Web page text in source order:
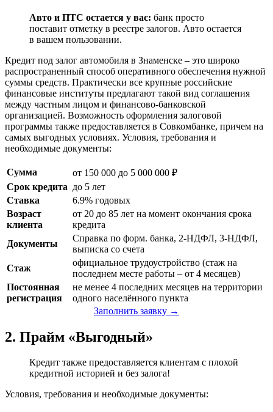
Авто и ПТС остается у вас: банк просто
поставит отметку в реестре залогов. Авто остается
в вашем пользовании.
Кредит под залог автомобиля в Знаменске – это широко
распространенный способ оперативного обеспечения нужной
суммы средств. Практически все крупные российские
финансовые институты предлагают такой вид соглашения
между частным лицом и финансово-банковской
организацией. Возможность оформления залоговой
программы также предоставляется в Совкомбанке, причем на
самых выгодных условиях. Условия, требования и
необходимые документы:
Сумма
от 150 000 до 5 000 000 ₽
Срок кредита до 5 лет
Ставка
6.9% годовых
Возраст
клиента
от 20 до 85 лет на момент окончания срока
кредита
Документы
Справка по форм. банка, 2-НДФЛ, 3-НДФЛ,
выписка со счета
Стаж
официальное трудоустройство (стаж на
последнем месте работы – от 4 месяцев)
Постоянная
регистрация
не менее 4 последних месяцев на территории
одного населённого пункта
Заполнить заявку →
2. Прайм «Выгодный»
Кредит также предоставляется клиентам с плохой
кредитной историей и без залога!
Условия, требования и необходимые документы: